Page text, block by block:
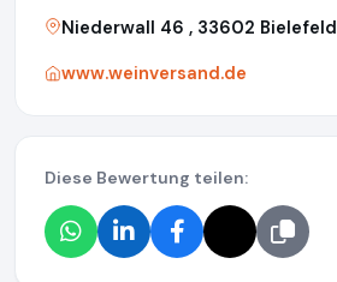
Niederwall 46 , 33602 Bielefeld
www.weinversand.de
Diese Bewertung teilen: